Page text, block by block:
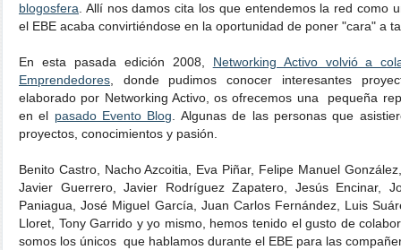
blogosfera . Allí nos damos cita los que entendemos la red como
el EBE acaba convirtiéndose en la oportunidad de poner "cara" a
En esta pasada edición 2008, Networking Activo volvió a
Emprendedores , donde pudimos conocer interesantes
elaborado por Networking Activo, os ofrecemos una pequeña
en el pasado Evento Blog . Algunas de las personas que
proyectos, conocimientos y pasión.
Benito Castro, Nacho Azcoitia, Eva Piñar, Felipe Manuel
Javier Guerrero, Javier Rodríguez Zapatero, Jesús Encinar,
Paniagua, José Miguel García, Juan Carlos Fernández, Luis
Lloret, Tony Garrido y yo mismo, hemos tenido el gusto de
somos los únicos que hablamos durante el EBE para las